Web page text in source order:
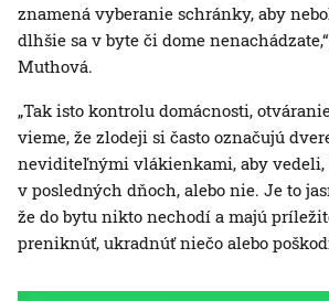
znamená vyberanie schránky, aby
dlhšie sa v byte či dome
Muthová.
„Tak isto kontrolu domácnosti,
vieme, že zlodeji si často označujú
neviditeľnými vlákienkami, aby
v posledných dňoch, alebo nie. Je to
že do bytu nikto nechodí a majú
preniknúť, ukradnúť niečo alebo